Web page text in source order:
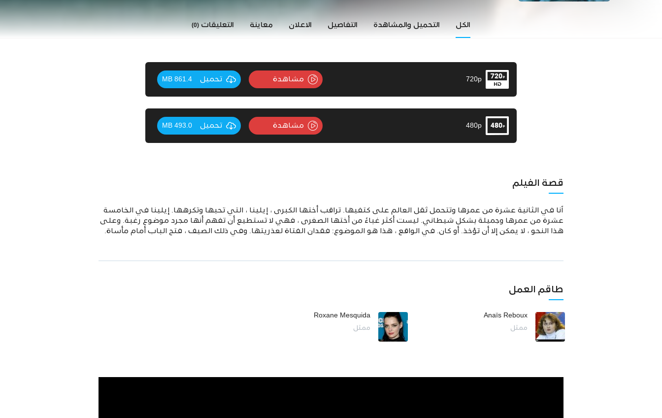
الكل التحميل والمشاهدة التفاصيل الاعلان معاينة التعليقات (0)
720p مشاهدة تحميل 861.4 MB
480p مشاهدة تحميل 493.0 MB
قصة الفيلم
آنا في الثانية عشرة من عمرها وتتحمل ثقل العالم على كتفيها. تراقب أختها الكبرى ، إيلينا ، التي تحبها وتكرهها. إيلينا في الخامسة
عشرة من عمرها وجميلة بشكل شيطاني. ليست أكثر غباءً من أختها الصغرى ، فهي لا تستطيع أن تفهم أنها مجرد موضوع رغبة. وعلى
هذا النحو ، لا يمكن إلا أن تؤخذ. أو كان. في الواقع ، هذا هو الموضوع: فقدان الفتاة لعذريتها. وفي ذلك الصيف ، فتح الباب أمام مأساة.
طاقم العمل
Anaïs Reboux
ممثل
Roxane Mesquida
ممثل